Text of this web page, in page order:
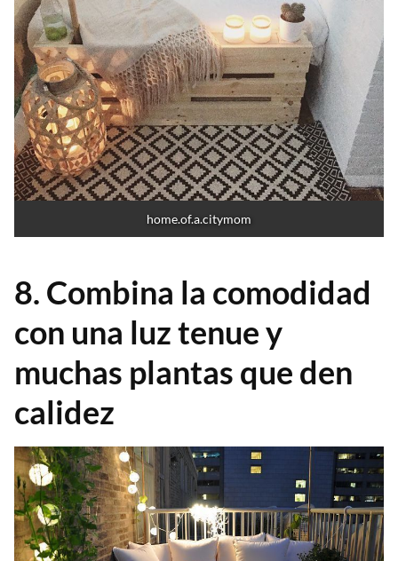
home.of.a.citymom
8. Combina la comodidad
con una luz tenue y
muchas plantas que den
calidez